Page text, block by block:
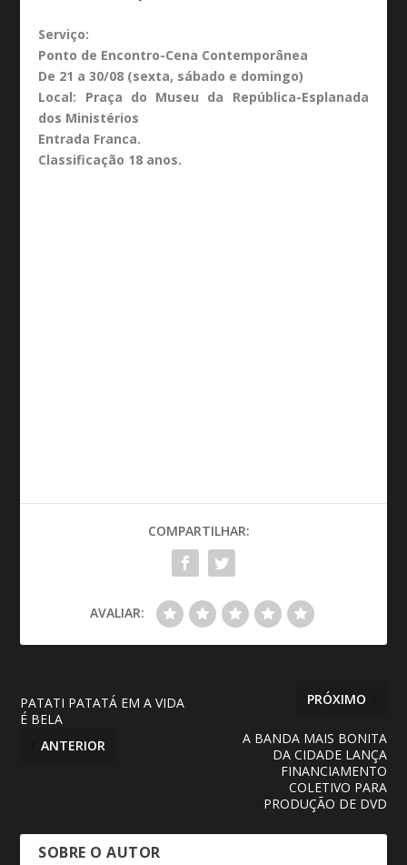
Serviço:
Ponto de Encontro-Cena Contemporânea
De 21 a 30/08 (sexta, sábado e domingo)
Local: Praça do Museu da República-Esplanada
dos Ministérios
Entrada Franca.
Classificação 18 anos.
COMPARTILHAR:
AVALIAR:
PATATI PATATÁ EM A VIDA
É BELA
ANTERIOR
PRÓXIMO
A BANDA MAIS BONITA
DA CIDADE LANÇA
FINANCIAMENTO
COLETIVO PARA
PRODUÇÃO DE DVD
SOBRE O AUTOR